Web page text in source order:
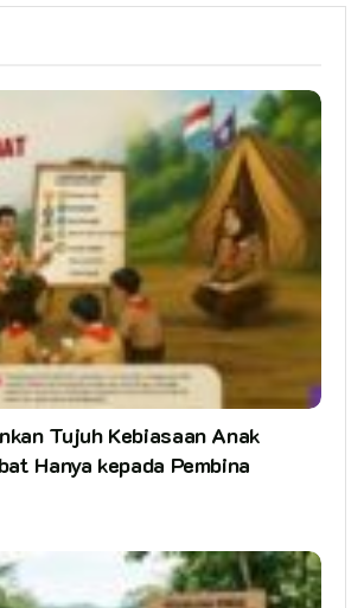
Tujuh Kebiasaan Anak
Hanya kepada Pembina